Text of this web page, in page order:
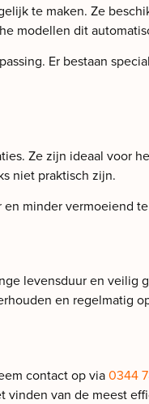
te maken. Ze
modellen dit
Er bestaan
Ze zijn ideaal voor
niet praktisch zijn.
minder vermoeiend
levensduur en
en regelmatig
contact op via0344
van de meest